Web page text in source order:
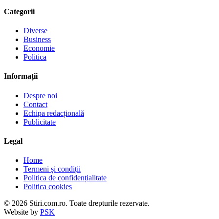
Categorii
Diverse
Business
Economie
Politica
Informații
Despre noi
Contact
Echipa redacțională
Publicitate
Legal
Home
Termeni și condiții
Politica de confidențialitate
Politica cookies
© 2026 Stiri.com.ro. Toate drepturile rezervate.
Website by PSK